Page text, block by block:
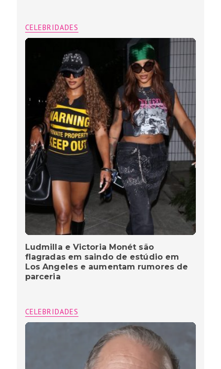
CELEBRIDADES
Ludmilla e Victoria Monét são
flagradas em saindo de estúdio em
Los Angeles e aumentam rumores de
parceria
CELEBRIDADES